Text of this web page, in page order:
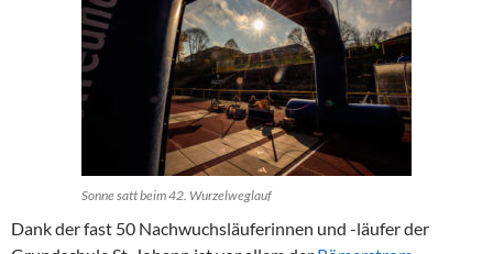
Sonne satt beim 42. Wurzelweglauf
Dank der fast 50 Nachwuchsläuferinnen und -läufer der